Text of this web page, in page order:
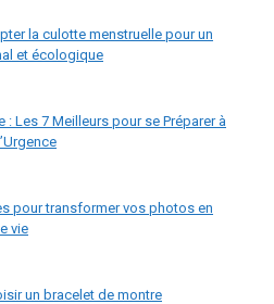
la culotte menstruelle pour un
et écologique
: Les 7 Meilleurs pour se Préparer à
pour transformer vos photos en
vie
un bracelet de montre